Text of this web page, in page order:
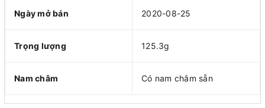
Ngày mở bán 2020-08-25
Trọng lượng 125.3g
Nam châm Có nam châm sẵn